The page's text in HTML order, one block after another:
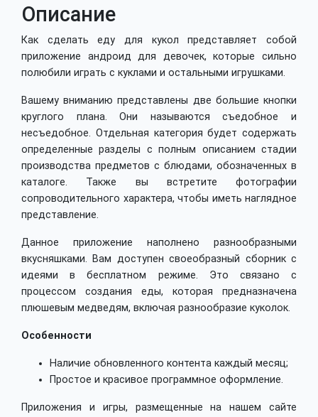
Описание
Как сделать еду для кукол представляет собой
приложение андроид для девочек, которые сильно
полюбили играть с куклами и остальными игрушками.
Вашему вниманию представлены две большие кнопки
круглого плана. Они называются съедобное и
несъедобное. Отдельная категория будет содержать
определенные разделы с полным описанием стадии
производства предметов с блюдами, обозначенных в
каталоге. Также вы встретите фотографии
сопроводительного характера, чтобы иметь наглядное
представление.
Данное приложение наполнено разнообразными
вкусняшками. Вам доступен своеобразный сборник с
идеями в бесплатном режиме. Это связано с
процессом создания еды, которая предназначена
плюшевым медведям, включая разнообразие куколок.
Особенности
Наличие обновленного контента каждый месяц;
Простое и красивое программное оформление.
Приложения и игры, размещенные на нашем сайте